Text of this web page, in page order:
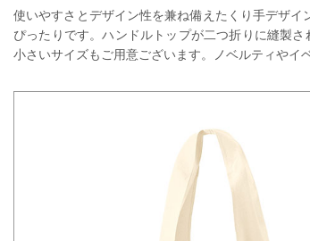
使いやすさとデザイン性を兼ね備えたくり手デザ
ぴったりです。ハンドルトップが二つ折りに縫製
小さいサイズもご用意ございます。ノベルティやイ